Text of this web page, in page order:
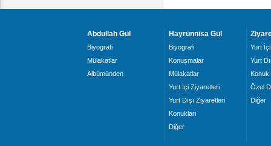
Abdullah Gül
Biyografi
Mülakatlar
Albümünden
Hayrünnisa Gül
Biyografi
Konuşmalar
Mülakatlar
Yurt İçi Ziyaretleri
Yurt Dışı Ziyaretleri
Konukları
Diğer
Yurt İçi
Yurt
Konuk
Özel
Diğer